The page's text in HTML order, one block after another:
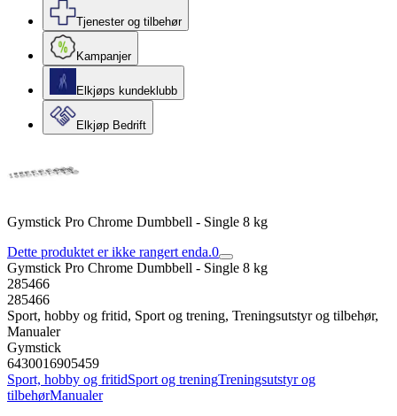
Tjenester og tilbehør
Kampanjer
Elkjøps kundeklubb
Elkjøp Bedrift
Gymstick Pro Chrome Dumbbell - Single 8 kg
Dette produktet er ikke rangert enda.0
Gymstick Pro Chrome Dumbbell - Single 8 kg
285466
285466
Sport, hobby og fritid, Sport og trening, Treningsutstyr og tilbehør,
Manualer
Gymstick
6430016905459
Sport, hobby og fritidSport og treningTreningsutstyr og
tilbehørManualer